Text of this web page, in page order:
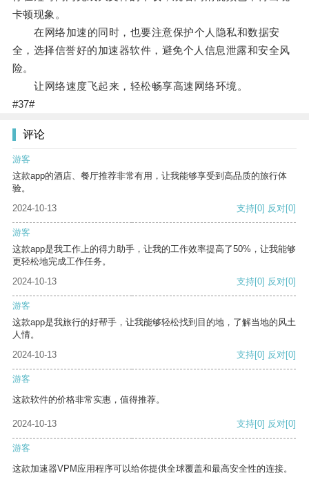
卡顿现象。
在网络加速的同时，也要注意保护个人隐私和数据安
全，选择信誉好的加速器软件，避免个人信息泄露和安全风
险。
让网络速度飞起来，轻松畅享高速网络环境。
#37#
评论
游客
这款app的酒店、餐厅推荐非常有用，让我能够享受到高品质的旅行体
验。
2024-10-13
支持[0] 反对[0]
游客
这款app是我工作上的得力助手，让我的工作效率提高了50%，让我能够
更轻松地完成工作任务。
2024-10-13
支持[0] 反对[0]
游客
这款app是我旅行的好帮手，让我能够轻松找到目的地，了解当地的风土
人情。
2024-10-13
支持[0] 反对[0]
游客
这款软件的价格非常实惠，值得推荐。
2024-10-13 支持[0] 反对[0]
游客
这款加速器VPM应用程序可以给你提供全球覆盖和最高安全性的连接。